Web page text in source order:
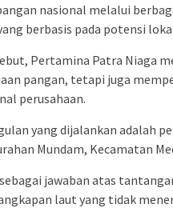
nasional melalui
berbasis pada potensi
Pertamina Patra Niaga
pangan, tetapi juga
perusahaan.
yang dijalankan adalah
Mundam, Kecamatan
jawaban atas
laut yang tidak